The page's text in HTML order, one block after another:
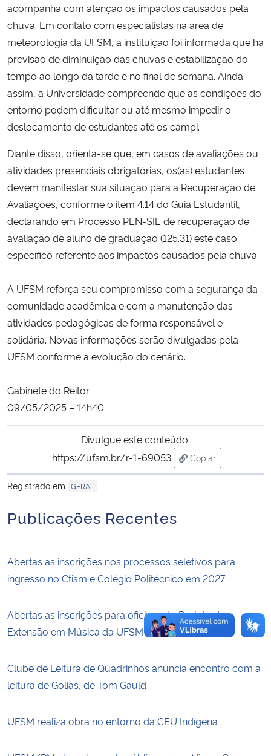
Ministério de Minas e Energia
Ministério da Ciência, Tecnologia, Inovações e Comunicações
Ministério do Meio Ambiente
Ministério do Turismo
Controladoria-Geral da União
Ministério da Mulher, da Família e dos Direitos Humanos
Secretaria-Geral
Gabinete de Segurança Institucional
Advocacia-Geral da União
Planalto
acompanha com atenção os impactos causados pela
chuva. Em contato com especialistas na área de
meteorologia da UFSM, a instituição foi informada que há
previsão de diminuição das chuvas e estabilização do
tempo ao longo da tarde e no final de semana. Ainda
assim, a Universidade compreende que as condições do
entorno podem dificultar ou até mesmo impedir o
deslocamento de estudantes até os campi.
Diante disso, orienta-se que, em casos de avaliações ou
atividades presenciais obrigatórias, os(as) estudantes
devem manifestar sua situação para a Recuperação de
Avaliações, conforme o item 4.14 do Guia Estudantil,
declarando em Processo PEN-SIE de recuperação de
avaliação de aluno de graduação (125.31) este caso
específico referente aos impactos causados pela chuva.
A UFSM reforça seu compromisso com a segurança da
comunidade acadêmica e com a manutenção das
atividades pedagógicas de forma responsável e
solidária. Novas informações serão divulgadas pela
UFSM conforme a evolução do cenário.
Gabinete do Reitor
09/05/2025 – 14h40
Divulgue este conteúdo:
https://ufsm.br/r-1-69053
Copiar
para área de
Registrado em GERAL
Publicações Recentes
Abertas as inscrições nos processos seletivos para
ingresso no Ctism e Colégio Politécnico em 2027
Abertas as inscrições para oficinas do Projeto de
Extensão em Música da UFSM
Clube de Leitura de Quadrinhos anuncia encontro com a
leitura de Golias, de Tom Gauld
UFSM realiza obra no entorno da CEU Indígena